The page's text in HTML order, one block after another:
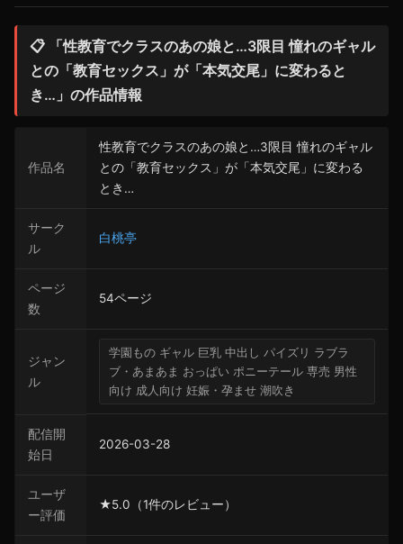
📋 「性教育でクラスのあの娘と…3限目 憧れのギャル
との「教育セックス」が「本気交尾」に変わると
き…」の作品情報
作品名
性教育でクラスのあの娘と…3限目 憧れのギャル
との「教育セックス」が「本気交尾」に変わる
とき…
サーク
ル
白桃亭
ページ
数
54ページ
ジャン
ル
学園もの ギャル 巨乳 中出し パイズリ ラブラ
ブ・あまあま おっぱい ポニーテール 専売 男性
向け 成人向け 妊娠・孕ませ 潮吹き
配信開
始日
2026-03-28
ユーザ
ー評価
★5.0（1件のレビュー）